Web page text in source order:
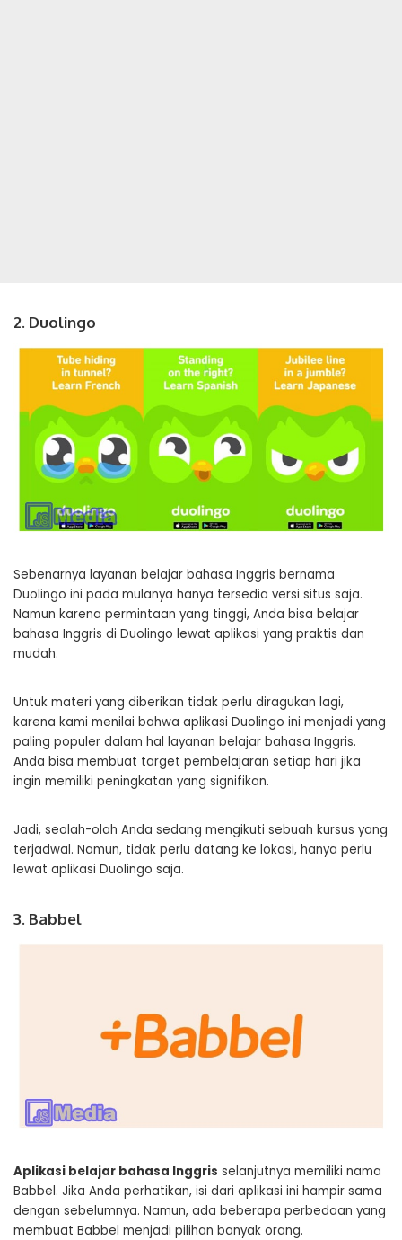
2. Duolingo
Sebenarnya layanan belajar bahasa Inggris bernama
Duolingo ini pada mulanya hanya tersedia versi situs saja.
Namun karena permintaan yang tinggi, Anda bisa belajar
bahasa Inggris di Duolingo lewat aplikasi yang praktis dan
mudah.
Untuk materi yang diberikan tidak perlu diragukan lagi,
karena kami menilai bahwa aplikasi Duolingo ini menjadi yang
paling populer dalam hal layanan belajar bahasa Inggris.
Anda bisa membuat target pembelajaran setiap hari jika
ingin memiliki peningkatan yang signifikan.
Jadi, seolah-olah Anda sedang mengikuti sebuah kursus yang
terjadwal. Namun, tidak perlu datang ke lokasi, hanya perlu
lewat aplikasi Duolingo saja.
3. Babbel
Aplikasi belajar bahasa Inggris selanjutnya memiliki nama
Babbel. Jika Anda perhatikan, isi dari aplikasi ini hampir sama
dengan sebelumnya. Namun, ada beberapa perbedaan yang
membuat Babbel menjadi pilihan banyak orang.